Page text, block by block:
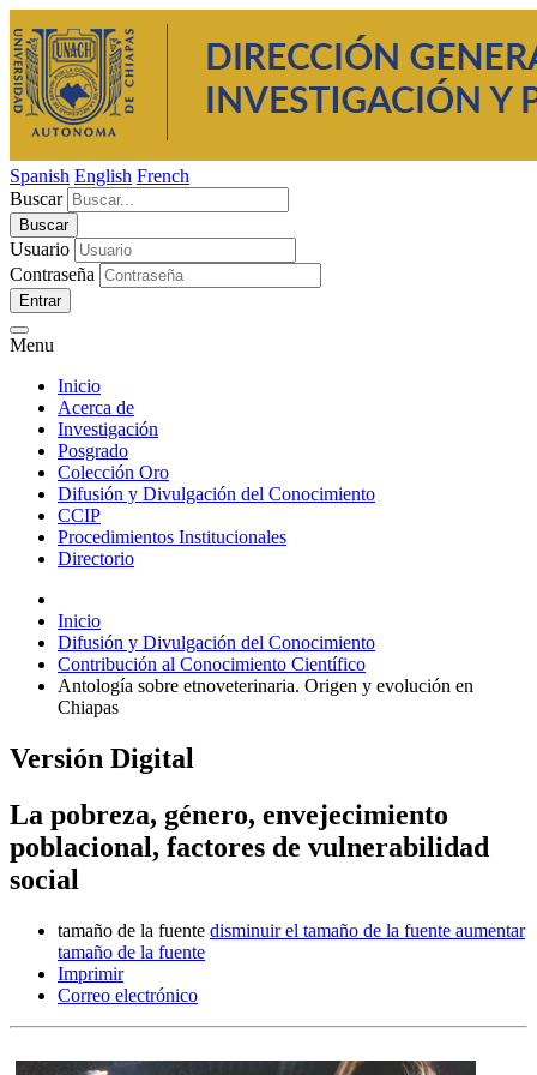
Spanish English French
Buscar
Usuario
Contraseña
Entrar
Menu
Inicio
Acerca de
Investigación
Posgrado
Colección Oro
Difusión y Divulgación del Conocimiento
CCIP
Procedimientos Institucionales
Directorio
Inicio
Difusión y Divulgación del Conocimiento
Contribución al Conocimiento Científico
Antología sobre etnoveterinaria. Origen y evolución en
Chiapas
Versión Digital
La pobreza, género, envejecimiento
poblacional, factores de vulnerabilidad
social
tamaño de la fuente disminuir el tamaño de la fuente aumentar
tamaño de la fuente
Imprimir
Correo electrónico